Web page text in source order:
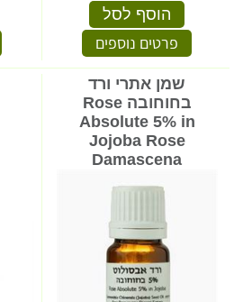
הוסף לסל
פרטים נוספים
שמן אתרי ורד
בחוחובה Rose
Absolute 5% in
Jojoba Rose
Damascena